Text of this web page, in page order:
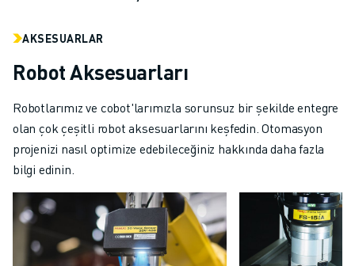
AKSESUARLAR
Robot Aksesuarları
Robotlarımız ve cobot'larımızla sorunsuz bir şekilde entegre
olan çok çeşitli robot aksesuarlarını keşfedin. Otomasyon
projenizi nasıl optimize edebileceğiniz hakkında daha fazla
bilgi edinin.